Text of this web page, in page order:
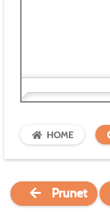
HOME
Prunet